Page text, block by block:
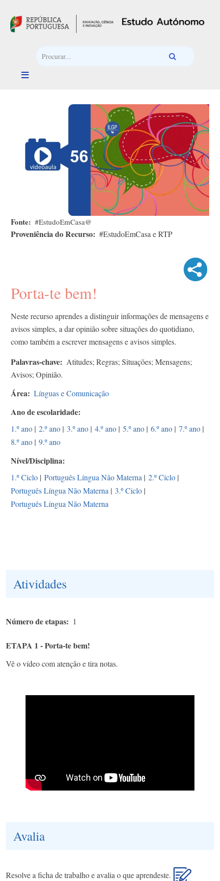
Fonte #EstudoEmCasa@
Proveniência do Recurso #EstudoEmCasa e RTP
Porta-te bem!
Neste recurso aprendes a distinguir informações de mensagens e
avisos simples, a dar opinião sobre situações do quotidiano,
como também a escrever mensagens e avisos simples.
Palavras-chave
Atitudes; Regras; Situações; Mensagens;
Avisos; Opinião.
Área Línguas e Comunicação
Ano de escolaridade
1.º ano | 2.º ano | 3.º ano | 4.º ano | 5.º ano | 6.º ano | 7.º ano |
8.º ano | 9.º ano
Nível/Disciplina
1.º Ciclo | Português Língua Não Materna | 2.º Ciclo |
Português Língua Não Materna | 3.º Ciclo |
Português Língua Não Materna
Atividades
Número de etapas 1
ETAPA 1 - Porta-te bem!
Vê o vídeo com atenção e tira notas.
Avalia
Resolve a ficha de trabalho e avalia o que aprendeste.